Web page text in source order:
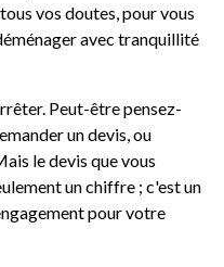
vos doutes, pour vous
avec tranquillité
Peut-être pensez-
un devis, ou
le devis que vous
un chiffre ; c'est un
pour votre